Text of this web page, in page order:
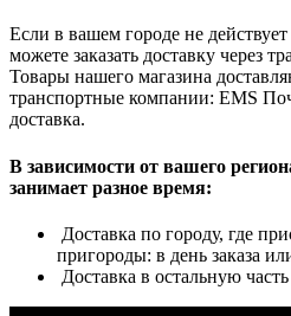
Если в вашем городе не
можете заказать доставку через
Товары нашего магазина
транспортные компании: EMS
доставка.
В зависимости от вашего
занимает разное время:
Доставка по городу, где
пригороды: в день заказа
Доставка в остальную